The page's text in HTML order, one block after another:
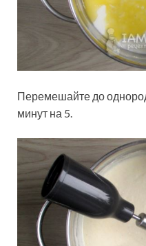
Перемешайте до
минут на 5.